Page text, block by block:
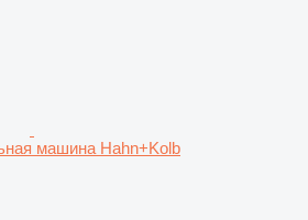
машина Hahn+Kolb